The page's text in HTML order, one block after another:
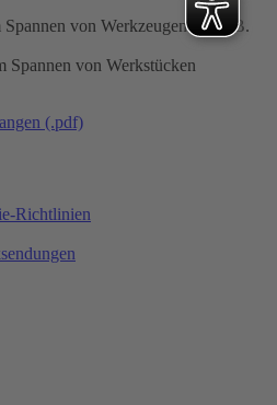
Spannen von Werkzeugen wie z.B.
Spannen von Werkstücken
(.pdf)
Richtlinien